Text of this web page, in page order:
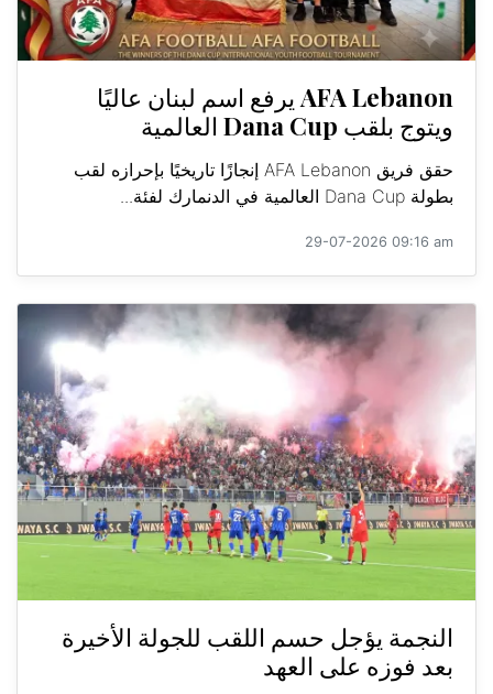
AFA Lebanon يرفع اسم لبنان عاليًا
ويتوج بلقب Dana Cup العالمية
حقق فريق AFA Lebanon إنجازًا تاريخيًا بإحرازه لقب
بطولة Dana Cup العالمية في الدنمارك لفئة...
29-07-2026 09:16 am
النجمة يؤجل حسم اللقب للجولة الأخيرة
بعد فوزه على العهد